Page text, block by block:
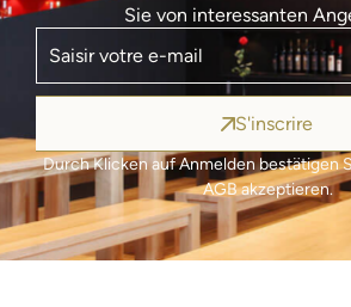
Sie von interessanten
S'inscrire
Durch Klicken auf Anmelden bestätigen
AGB akzeptieren.